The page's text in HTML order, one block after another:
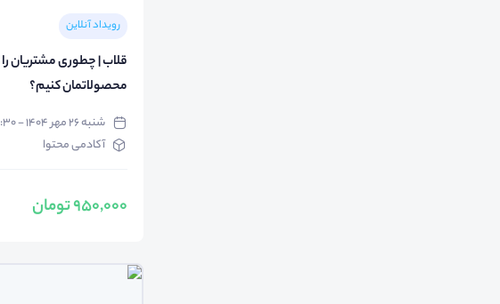
رویداد آنلاین
قلاب | چطوری مشتریان
محصولاتمان کنیم؟
شنبه ۲۶ مهر ۱۴۰۴ - ۱۶:۳۰
آکادمی محتوا
950,000 تومان